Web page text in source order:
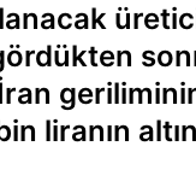
liranın